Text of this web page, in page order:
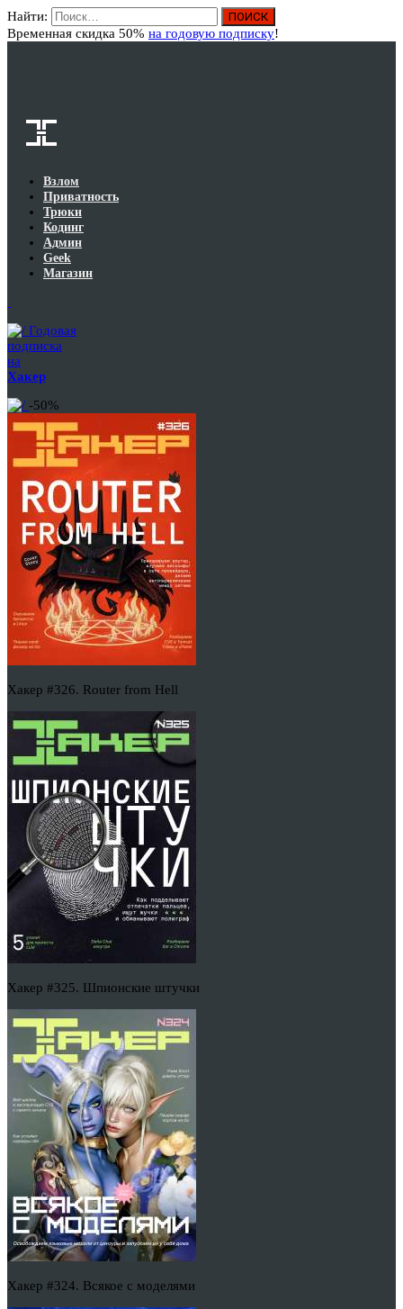
Найти:
Временная скидка 50% на годовую подписку!
Взлом
Приватность
Трюки
Кодинг
Админ
Geek
Магазин
Годовая
подписка
на
Хакер
-50%
Хакер #326. Router from Hell
Хакер #325. Шпионские штучки
Хакер #324. Всякое с моделями